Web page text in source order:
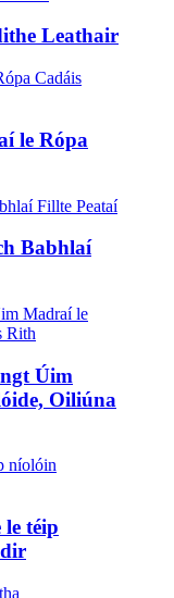
Leathair
le Rópa
Babhlaí
Úim
Oiliúna
téip